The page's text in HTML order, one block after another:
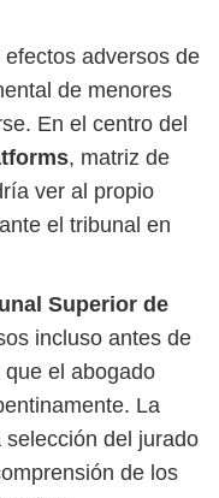
adversos de
de menores
En el centro del
, matriz de
ver al propio
el tribunal en
Superior de
incluso antes de
el abogado
La
selección del jurado
de los